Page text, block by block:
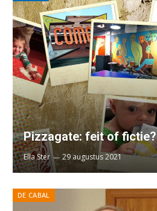
Pizzagate: feit of fictie?
Ella Ster 29 augustus 2021
DE CABAL